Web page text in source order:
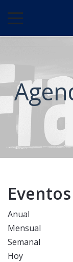
Eventos
Anual
Mensual
Semanal
Hoy